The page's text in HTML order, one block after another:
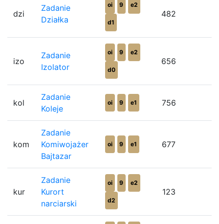
dzi
Zadanie
Działka
oi 9 e2
d1
482
izo
Zadanie
Izolator
oi 9 e2
d0
656
kol
Zadanie
Koleje
oi 9 e1 756
kom
Zadanie
Komiwojażer
Bajtazar
oi 9 e1 677
kur
Zadanie
Kurort
narciarski
oi 9 e2
d2
123